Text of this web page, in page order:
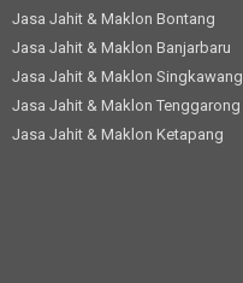
Jasa Jahit & Maklon Bontang
Jasa Jahit & Maklon Banjarbaru
Jasa Jahit & Maklon Singkawang
Jasa Jahit & Maklon Tenggarong
Jasa Jahit & Maklon Ketapang